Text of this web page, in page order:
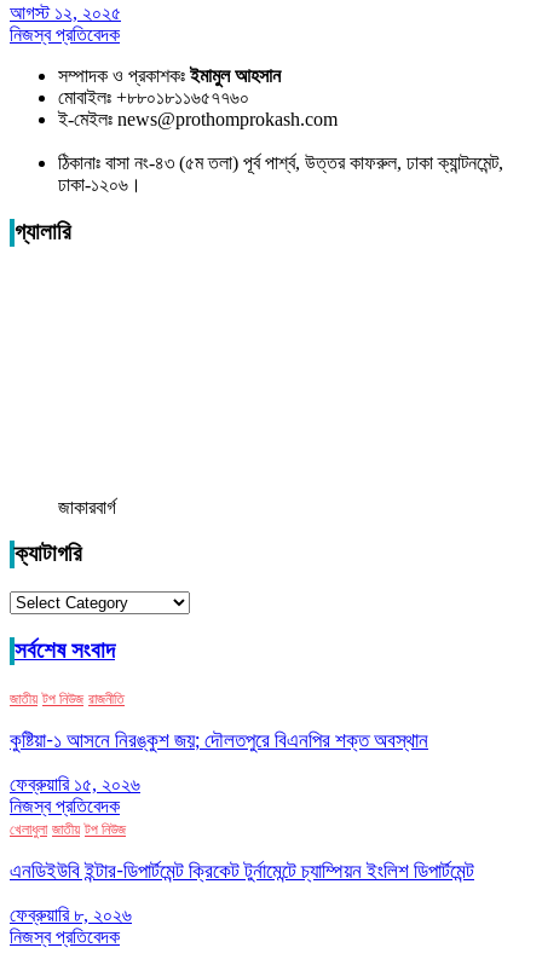
আগস্ট ১২, ২০২৫
নিজস্ব প্রতিবেদক
সম্পাদক ও প্রকাশকঃইমামুল আহসান
মোবাইলঃ +৮৮০১৮১১৬৫৭৭৬০
ই-মেইলঃ news@prothomprokash.com
ঠিকানাঃ বাসা নং-৪৩ (৫ম তলা) পূর্ব পার্শ্ব, উত্তর কাফরুল, ঢাকা ক্যান্টনমেন্ট,
ঢাকা-১২০৬।
গ্যালারি
জাকারবার্গ
ক্যাটাগরি
ক্যাটাগরি
সর্বশেষ সংবাদ
জাতীয় টপ নিউজ রাজনীতি
কুষ্টিয়া-১ আসনে নিরঙ্কুশ জয়; দৌলতপুরে বিএনপির শক্ত অবস্থান
ফেব্রুয়ারি ১৫, ২০২৬
নিজস্ব প্রতিবেদক
খেলাধুলা জাতীয় টপ নিউজ
এনডিইউবি ইন্টার-ডিপার্টমেন্ট ক্রিকেট টুর্নামেন্টে চ্যাম্পিয়ন ইংলিশ ডিপার্টমেন্ট
ফেব্রুয়ারি ৮, ২০২৬
নিজস্ব প্রতিবেদক